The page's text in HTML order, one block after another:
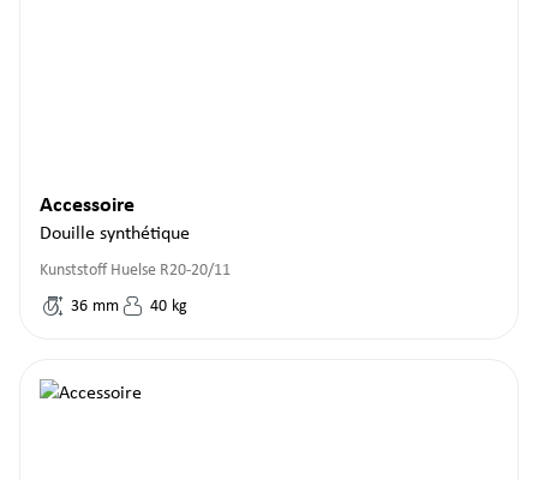
Accessoire
Douille synthétique
Kunststoff Huelse R20-20/11
36 mm 40 kg